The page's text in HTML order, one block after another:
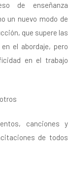
de enseñanza
un nuevo modo de
que supere las
el abordaje, pero
en el trabajo
canciones y
de todos